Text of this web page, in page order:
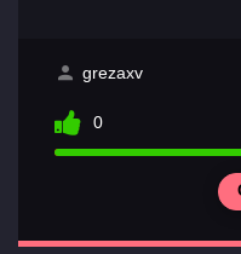
grezaxv
0